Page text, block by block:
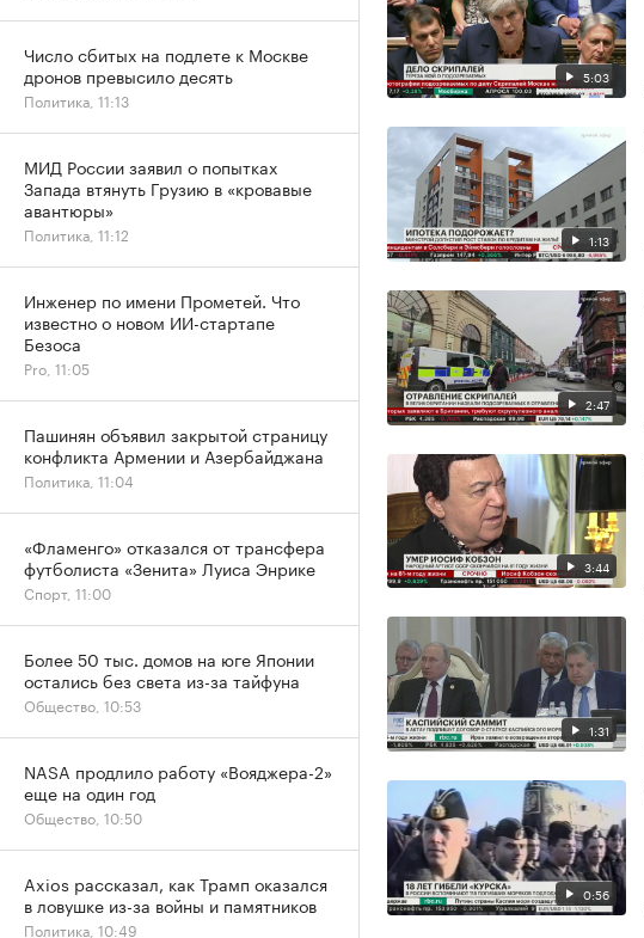
5:03
1:13
2:47
3:44
1:31
0:56
Число сбитых на подлете к Москве
дронов превысило десять
Политика, 11:13
МИД России заявил о попытках
Запада втянуть Грузию в «кровавые
авантюры»
Политика, 11:12
Инженер по имени Прометей. Что
известно о новом ИИ-стартапе
Безоса
Pro, 11:05
Пашинян объявил закрытой страницу
конфликта Армении и Азербайджана
Политика, 11:04
«Фламенго» отказался от трансфера
футболиста «Зенита» Луиса Энрике
Спорт, 11:00
Более 50 тыс. домов на юге Японии
остались без света из-за тайфуна
Общество, 10:53
NASA продлило работу «Вояджера-2»
еще на один год
Общество, 10:50
Axios рассказал, как Трамп оказался
в ловушке из-за войны и памятников
Политика, 10:49